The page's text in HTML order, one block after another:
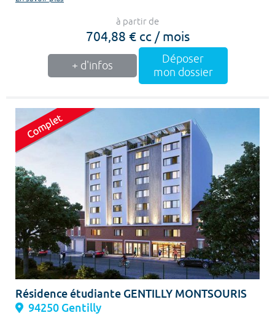
à partir de
704,88 € cc / mois
+ d'infos
Déposer
mon dossier
Résidence étudiante GENTILLY MONTSOURIS
94250 Gentilly